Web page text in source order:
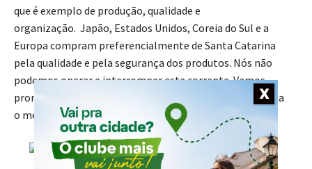
que é exemplo de produção, qualidade e
organização. Japão, Estados Unidos, Coreia do Sul e a
Europa compram preferencialmente de Santa Catarina
pela qualidade e pela segurança dos produtos. Nós não
podemos onerar e interromper esta corrente. Vamos
prorrogar a isenção e deixar que a reforma tributária seja
o mediador desta questão”, defendeu Zonta.
X